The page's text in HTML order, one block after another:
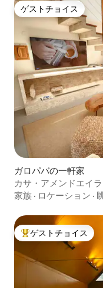
ゲストチョイス
ゲストチョイス
ガロパバの一軒家
カサ・アメンドエイ
50m
家族 · ロケーション ·
大好評のゲストチョ
ゲストチョイス